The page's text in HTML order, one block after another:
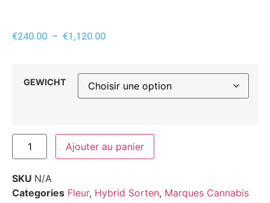
€240.00 – €1,120.00
GEWICHT
Ajouter au panier
SKU N/A
Categories Fleur, Hybrid Sorten, Marques Cannabis